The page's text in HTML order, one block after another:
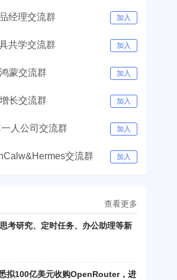
经理交流群 加入
共学交流群 加入
蒙交流群 加入
长交流群 加入
人公司交流群 加入
交流群 加入
查看更多
考研究、定时任务、办公助理等新
拟100亿美元收购OpenRouter，进